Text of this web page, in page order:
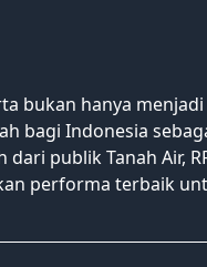
bukan hanya
bagi Indonesia
publik Tanah Air,
performa terbaik